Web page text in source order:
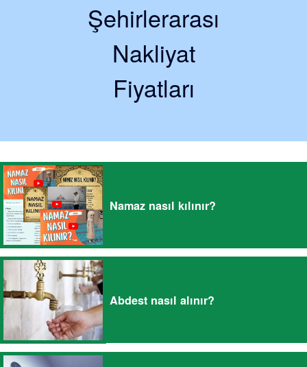
Şehirlerarası
Nakliyat
Fiyatları
Namaz nasıl kılınır?
Abdest nasıl alınır?